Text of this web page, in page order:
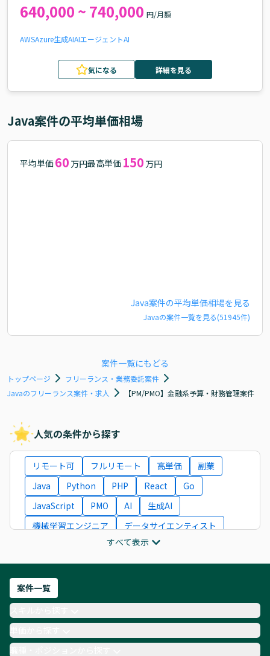
640,000 ~ 740,000 円/月額
AWSAzure生成AIAIエージェントAI
気になる 詳細を見る
Java案件の平均単価相場
平均単価 60 万円最高単価 150 万円
Java案件の平均単価相場を見る
Javaの案件一覧を見る(51945件)
案件一覧にもどる
トップページ
フリーランス・業務委託案件
Javaのフリーランス案件・求人
【PM/PMO】金融系予算・財務管理案件
人気の条件から探す
リモート可 フルリモート 高単価
副業
Java
Python PHP React
Go
JavaScript
PMO AI
生成AI
機械学習エンジニア
データサイエンティスト
ITコンサルタント
フロントエンドエンジニア
ネットワークエンジニア
AIエンジニア
Webデザイナー
月収100万円 業務委託
COBOL
Ruby
TypeScript
Laravel AWS
すべて表示
案件一覧
単価から探す
職種・ポジションから探す